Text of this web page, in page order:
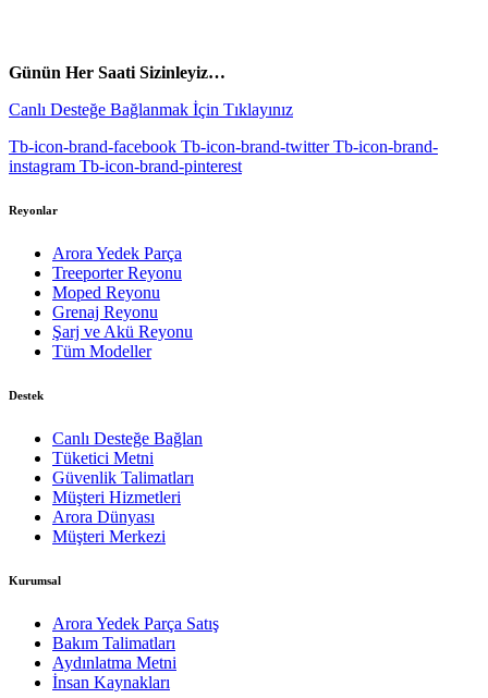
Günün Her Saati Sizinleyiz…
Canlı Desteğe Bağlanmak İçin Tıklayınız
Tb-icon-brand-facebook Tb-icon-brand-twitter Tb-icon-brand-
instagram Tb-icon-brand-pinterest
Reyonlar
Arora Yedek Parça
Treeporter Reyonu
Moped Reyonu
Grenaj Reyonu
Şarj ve Akü Reyonu
Tüm Modeller
Destek
Canlı Desteğe Bağlan
Tüketici Metni
Güvenlik Talimatları
Müşteri Hizmetleri
Arora Dünyası
Müşteri Merkezi
Kurumsal
Arora Yedek Parça Satış
Bakım Talimatları
Aydınlatma Metni
İnsan Kaynakları